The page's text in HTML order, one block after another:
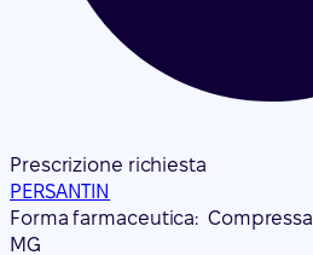
Prescrizione richiesta
PERSANTIN
Forma farmaceutica:
MG